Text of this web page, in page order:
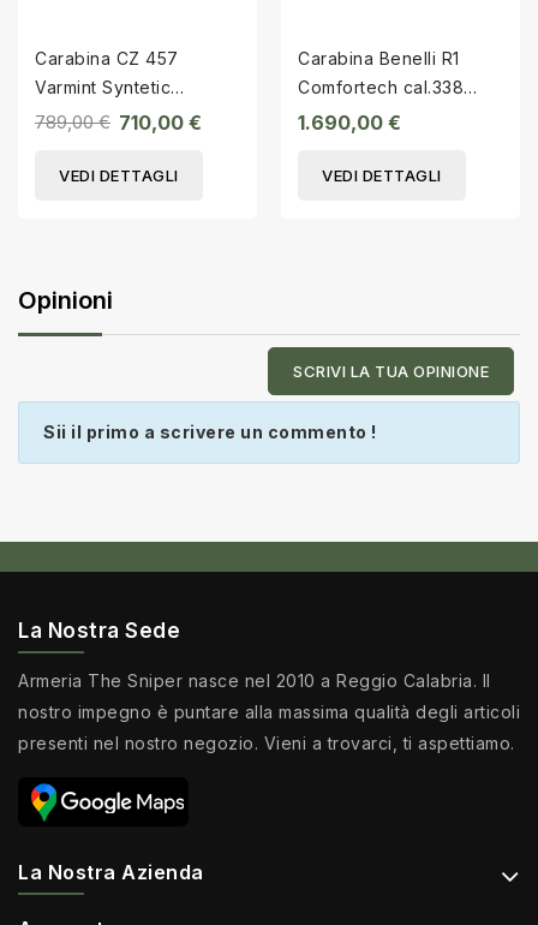
Carabina CZ 457
Varmint Syntetic
cal.22LR
789,00 € 710,00 €
VEDI DETTAGLI
Carabina Benelli R1
Comfortech cal.338
Winchester Magnum
1.690,00 €
VEDI DETTAGLI
Opinioni
SCRIVI LA TUA OPINIONE
Sii il primo a scrivere un commento !
La Nostra Sede
Armeria The Sniper nasce nel 2010 a Reggio Calabria. Il
nostro impegno è puntare alla massima qualità degli articoli
presenti nel nostro negozio. Vieni a trovarci, ti aspettiamo.
La Nostra Azienda